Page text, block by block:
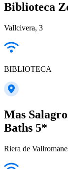
Biblioteca
Vallcivera, 3
BIBLIOTECA
Mas
Baths 5*
Riera de